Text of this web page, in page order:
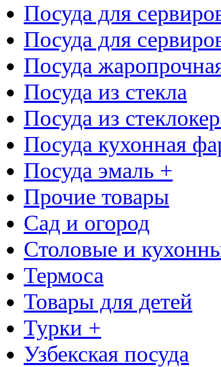
Посуда для
Посуда для
Посуда
Посуда из стекла
Посуда из
Посуда кухонная
Посуда эмаль +
Прочие товары
Сад и огород
Столовые и
Термоса
Товары для детей
Турки +
Узбекская посуда